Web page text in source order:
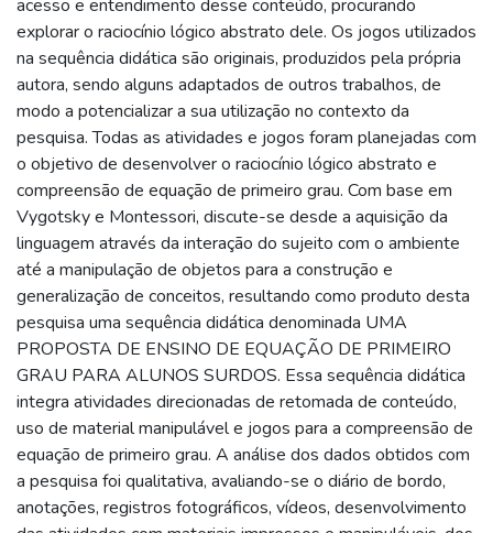
acesso e entendimento desse conteúdo, procurando
explorar o raciocínio lógico abstrato dele. Os jogos utilizados
na sequência didática são originais, produzidos pela própria
autora, sendo alguns adaptados de outros trabalhos, de
modo a potencializar a sua utilização no contexto da
pesquisa. Todas as atividades e jogos foram planejadas com
o objetivo de desenvolver o raciocínio lógico abstrato e
compreensão de equação de primeiro grau. Com base em
Vygotsky e Montessori, discute-se desde a aquisição da
linguagem através da interação do sujeito com o ambiente
até a manipulação de objetos para a construção e
generalização de conceitos, resultando como produto desta
pesquisa uma sequência didática denominada UMA
PROPOSTA DE ENSINO DE EQUAÇÃO DE PRIMEIRO
GRAU PARA ALUNOS SURDOS. Essa sequência didática
integra atividades direcionadas de retomada de conteúdo,
uso de material manipulável e jogos para a compreensão de
equação de primeiro grau. A análise dos dados obtidos com
a pesquisa foi qualitativa, avaliando-se o diário de bordo,
anotações, registros fotográficos, vídeos, desenvolvimento